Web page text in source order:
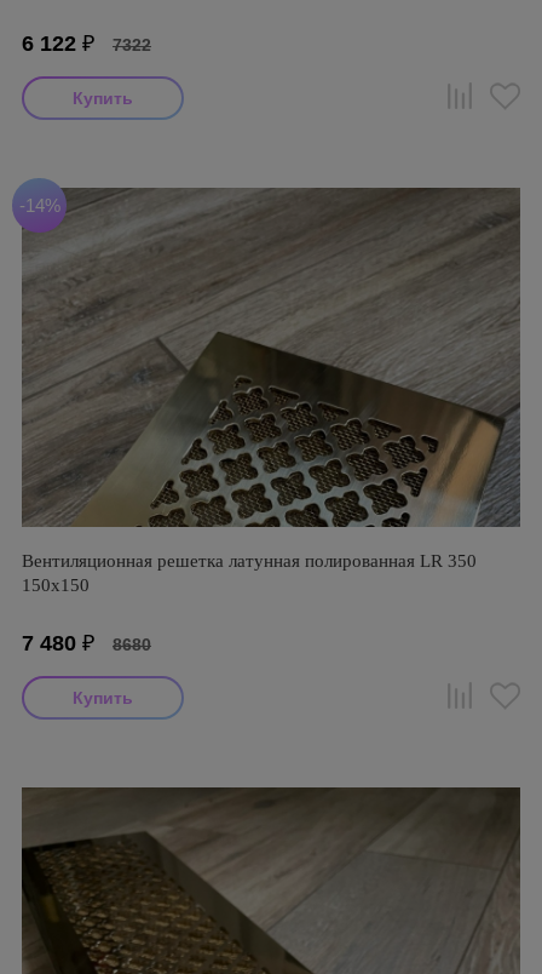
6 122 ₽ 7322
-14%
Вентиляционная решетка латунная полированная LR 350
150х150
7 480 ₽ 8680